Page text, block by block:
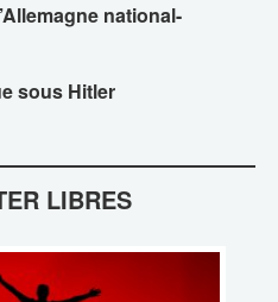
national-
sous Hitler
LIBRES